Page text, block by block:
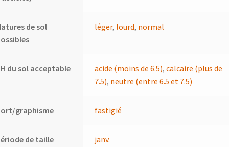
de sol
léger, lourd, normal
du sol acceptable acide (moins de 6.5),calcaire (plus de
7.5), neutre (entre 6.5 et 7.5)
graphisme fastigié
de taille janv.